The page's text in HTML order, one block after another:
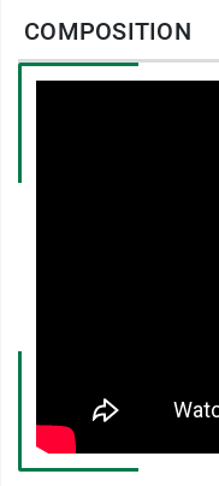
Bioderma ?
aussi
l'environnement.
COMPOSITION